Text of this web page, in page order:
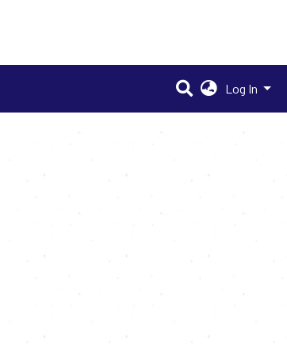
Log In